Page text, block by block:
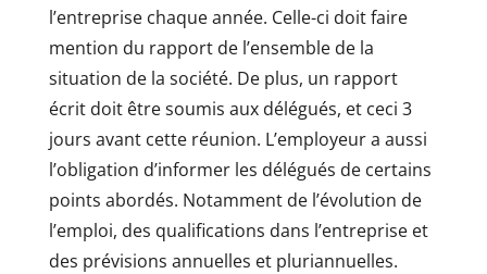
l’entreprise chaque année. Celle-ci doit faire
mention du rapport de l’ensemble de la
situation de la société. De plus, un rapport
écrit doit être soumis aux délégués, et ceci 3
jours avant cette réunion. L’employeur a aussi
l’obligation d’informer les délégués de certains
points abordés. Notamment de l’évolution de
l’emploi, des qualifications dans l’entreprise et
des prévisions annuelles et pluriannuelles.